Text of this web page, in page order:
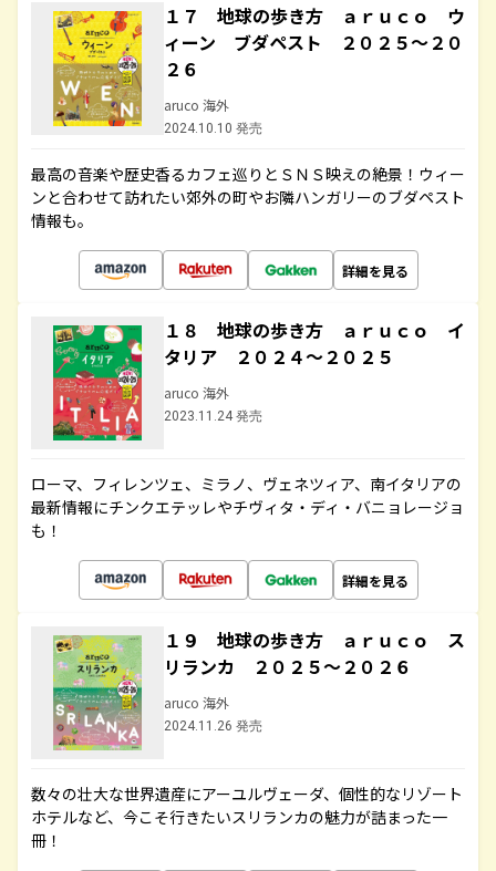
１７ 地球の歩き方 ａｒｕｃｏ ウ
ィーン ブダペスト ２０２５～２０
２６
aruco 海外
2024.10.10 発売
最高の音楽や歴史香るカフェ巡りとＳＮＳ映えの絶景！ウィー
ンと合わせて訪れたい郊外の町やお隣ハンガリーのブダペスト
情報も。
詳細を見る
１８ 地球の歩き方 ａｒｕｃｏ イ
タリア ２０２４～２０２５
aruco 海外
2023.11.24 発売
ローマ、フィレンツェ、ミラノ、ヴェネツィア、南イタリアの
最新情報にチンクエテッレやチヴィタ・ディ・バニョレージョ
も！
詳細を見る
１９ 地球の歩き方 ａｒｕｃｏ ス
リランカ ２０２５～２０２６
aruco 海外
2024.11.26 発売
数々の壮大な世界遺産にアーユルヴェーダ、個性的なリゾート
ホテルなど、今こそ行きたいスリランカの魅力が詰まった一
冊！